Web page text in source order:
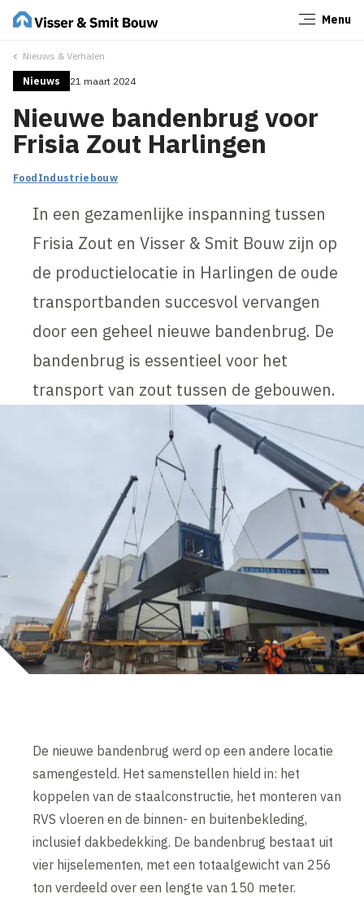
Menu
Nieuws & Verhalen
Nieuws 21 maart 2024
Nieuwe bandenbrug voor
Frisia Zout Harlingen
Food Industriebouw
In een gezamenlijke inspanning tussen
Frisia Zout en Visser & Smit Bouw zijn op
de productielocatie in Harlingen de oude
transportbanden succesvol vervangen
door een geheel nieuwe bandenbrug. De
bandenbrug is essentieel voor het
transport van zout tussen de gebouwen.
De nieuwe bandenbrug werd op een andere locatie
samengesteld. Het samenstellen hield in: het
koppelen van de staalconstructie, het monteren van
RVS vloeren en de binnen- en buitenbekleding,
inclusief dakbedekking. De bandenbrug bestaat uit
vier hijselementen, met een totaalgewicht van 256
ton verdeeld over een lengte van 150 meter.
Sluiten